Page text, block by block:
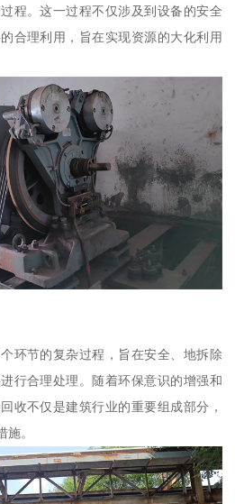
程。这一过程不仅涉及到设备的安全
合理利用，旨在实现资源的大化利用
环节的复杂过程，旨在安全、地拆除
行合理处理。随着环保意识的增强和
收不仅是建筑行业的重要组成部分，
。